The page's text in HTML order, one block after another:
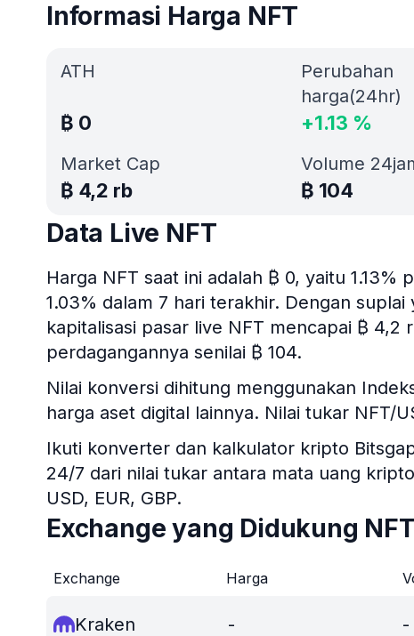
Informasi Harga NFT
ATH
₿ 0
Market Cap
₿ 4,2 rb
Perubahan
harga(24hr)
+1.13 %
Volume
₿ 104
Data Live NFT
Harga NFT saat ini adalah ₿ 0, yaitu
1.03% dalam 7 hari terakhir. Dengan
kapitalisasi pasar live NFT mencapai ₿ 4,2
perdagangannya senilai ₿ 104.
Nilai konversi dihitung menggunakan
harga aset digital lainnya. Nilai tukar NFT/
Ikuti konverter dan kalkulator kripto
24/7 dari nilai tukar antara mata uang
USD, EUR, GBP.
Exchange yang Didukung NFT
Exchange Harga
Kraken - -